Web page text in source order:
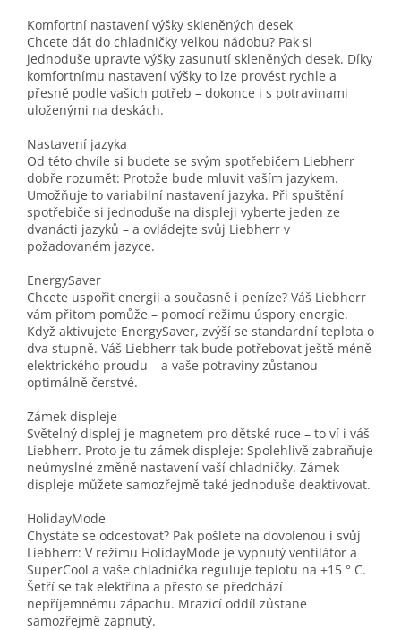
Komfortní nastavení výšky skleněných desek
Chcete dát do chladničky velkou nádobu? Pak si
jednoduše upravte výšky zasunutí skleněných desek. Díky
komfortnímu nastavení výšky to lze provést rychle a
přesně podle vašich potřeb – dokonce i s potravinami
uloženými na deskách.
Nastavení jazyka
Od této chvíle si budete se svým spotřebičem Liebherr
dobře rozumět: Protože bude mluvit vaším jazykem.
Umožňuje to variabilní nastavení jazyka. Při spuštění
spotřebiče si jednoduše na displeji vyberte jeden ze
dvanácti jazyků – a ovládejte svůj Liebherr v
požadovaném jazyce.
EnergySaver
Chcete uspořit energii a současně i peníze? Váš Liebherr
vám přitom pomůže – pomocí režimu úspory energie.
Když aktivujete EnergySaver, zvýší se standardní teplota o
dva stupně. Váš Liebherr tak bude potřebovat ještě méně
elektrického proudu – a vaše potraviny zůstanou
optimálně čerstvé.
Zámek displeje
Světelný displej je magnetem pro dětské ruce – to ví i váš
Liebherr. Proto je tu zámek displeje: Spolehlivě zabraňuje
neúmyslné změně nastavení vaší chladničky. Zámek
displeje můžete samozřejmě také jednoduše deaktivovat.
HolidayMode
Chystáte se odcestovat? Pak pošlete na dovolenou i svůj
Liebherr: V režimu HolidayMode je vypnutý ventilátor a
SuperCool a vaše chladnička reguluje teplotu na +15 ° C.
Šetří se tak elektřina a přesto se předchází
nepříjemnému zápachu. Mrazicí oddíl zůstane
samozřejmě zapnutý.